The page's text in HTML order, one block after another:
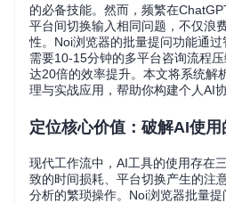
的必备技能。然而，频繁在
平台间切换输入相同问题，不仅浪
性。Noi浏览器的批量提问功能通
需要10-15分钟的多平台咨询流程
达20倍的效率提升。本文将系统解
理与实战应用，帮助你构建个人AI协
定位核心价值：破解AI使
现代工作流中，AI工具的使用存在
致的时间损耗、平台切换产生的注
分析的繁琐操作。Noi浏览器批量